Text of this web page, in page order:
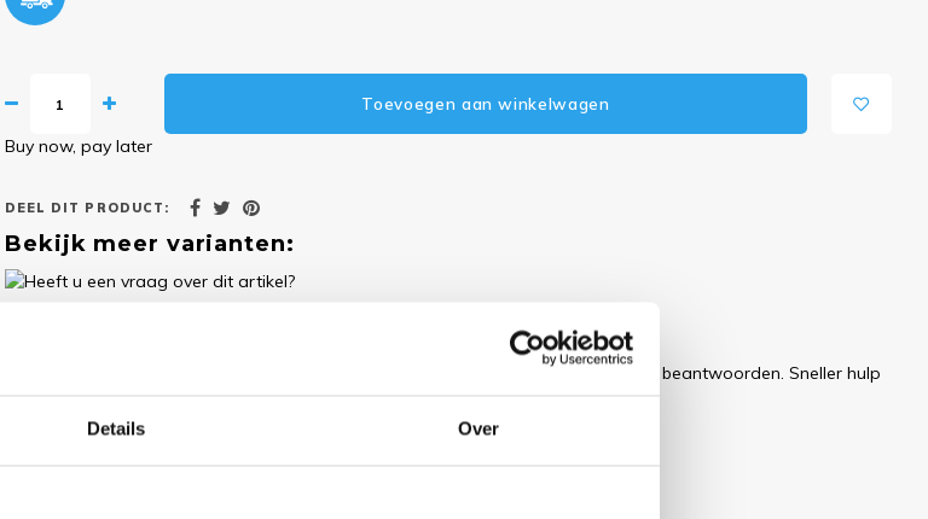
Details Over
Toevoegen aan winkelwagen
Buy now, pay later
DEEL DIT PRODUCT:
Bekijk meer varianten:
Heeft u een vraag over dit artikel?
Onze medewerker helpt u met plezier! We proberen uw e-mail zo snel mogelijk te beantwoorden. Sneller hulp
nodig? Bel onze klantenservice: 0592273685.